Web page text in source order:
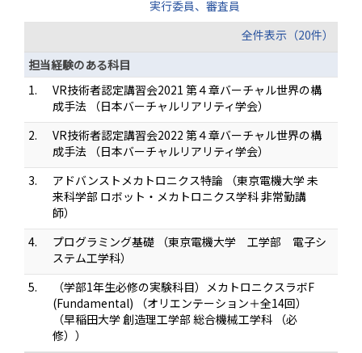
実行委員、審査員
全件表示（20件）
担当経験のある科目
1.
VR技術者認定講習会2021 第４章バーチャル世界の構
成手法 （日本バーチャルリアリティ学会）
2.
VR技術者認定講習会2022 第４章バーチャル世界の構
成手法 （日本バーチャルリアリティ学会）
3.
アドバンストメカトロニクス特論 （東京電機大学 未
来科学部 ロボット・メカトロニクス学科 非常勤講
師）
4.
プログラミング基礎 （東京電機大学 工学部 電子シ
ステム工学科）
5.
（学部1年生必修の実験科目）メカトロニクスラボF
(Fundamental) （オリエンテーション＋全14回）
（早稲田大学 創造理工学部 総合機械工学科 （必
修））